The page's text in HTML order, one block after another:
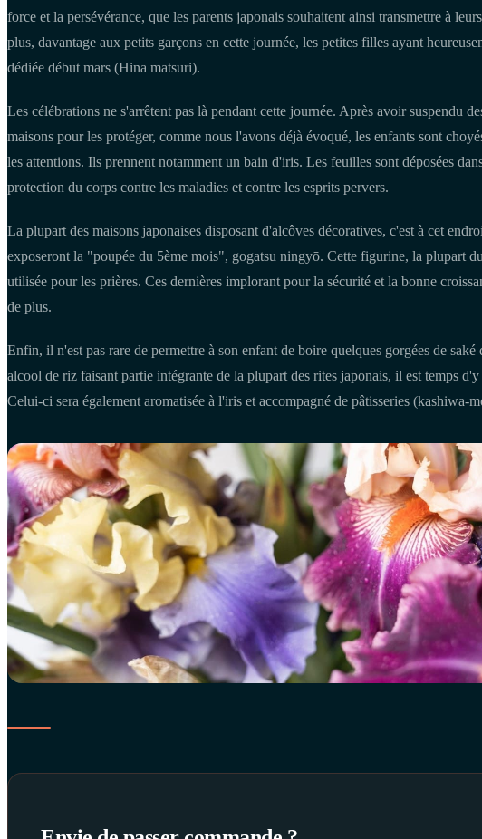
force et la persévérance, que les parents japonais souhaitent ainsi transmettre à
plus, davantage aux petits garçons en cette journée, les petites filles ayant
dédiée début mars (Hina matsuri).
Les célébrations ne s'arrêtent pas là pendant cette journée. Après avoir suspendu
maisons pour les protéger, comme nous l'avons déjà évoqué, les enfants sont
les attentions. Ils prennent notamment un bain d'iris. Les feuilles sont déposées
protection du corps contre les maladies et contre les esprits pervers.
La plupart des maisons japonaises disposant d'alcôves décoratives, c'est à cet
exposeront la "poupée du 5ème mois", gogatsu ningyō. Cette figurine, la plupart
utilisée pour les prières. Ces dernières implorant pour la sécurité et la bonne
de plus.
Enfin, il n'est pas rare de permettre à son enfant de boire quelques gorgées de
alcool de riz faisant partie intégrante de la plupart des rites japonais, il est temps
Celui-ci sera également aromatisée à l'iris et accompagné de pâtisseries (kashiwa-